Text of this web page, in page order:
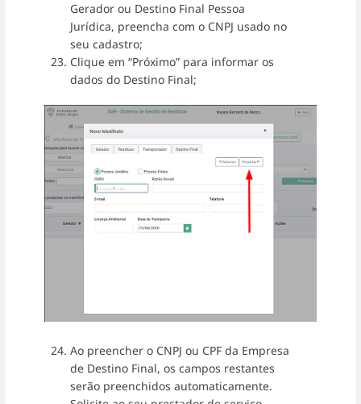
Gerador ou Destino Final Pessoa
Jurídica, preencha com o CNPJ usado no
seu cadastro;
Clique em “Próximo” para informar os
dados do Destino Final;
Ao preencher o CNPJ ou CPF da Empresa
de Destino Final, os campos restantes
serão preenchidos automaticamente.